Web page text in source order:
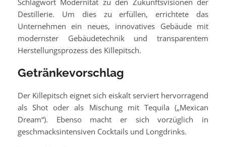
Schlagwort Modernität zu den Zukunftsvisionen der
Destillerie. Um dies zu erfüllen, errichtete das
Unternehmen ein neues, innovatives Gebäude mit
modernster Gebäudetechnik und transparentem
Herstellungsprozess des Killepitsch.
Getränkevorschlag
Der Killepitsch eignet sich eiskalt serviert hervorragend
als Shot oder als Mischung mit Tequila („Mexican
Dream“). Ebenso macht er sich vorzüglich in
geschmacksintensiven Cocktails und Longdrinks.